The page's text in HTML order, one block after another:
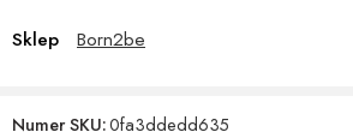
Sklep Born2be
Numer SKU:0fa3ddedd635